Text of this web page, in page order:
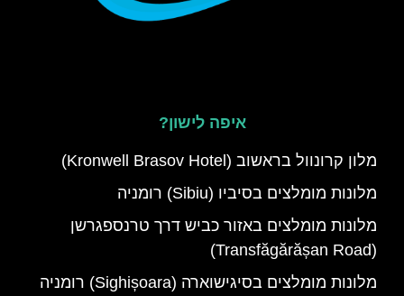
איפה לישון?
מלון קרונוול בראשוב (Kronwell Brasov Hotel)
מלונות מומלצים בסיביו (Sibiu) רומניה
מלונות מומלצים באזור כביש דרך טרנספגרשן
(Transfăgărășan Road)
מלונות מומלצים בסיגישוארה (Sighișoara) רומניה